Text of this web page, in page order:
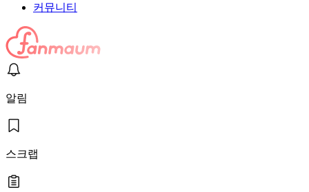
커뮤니티
알림
스크랩